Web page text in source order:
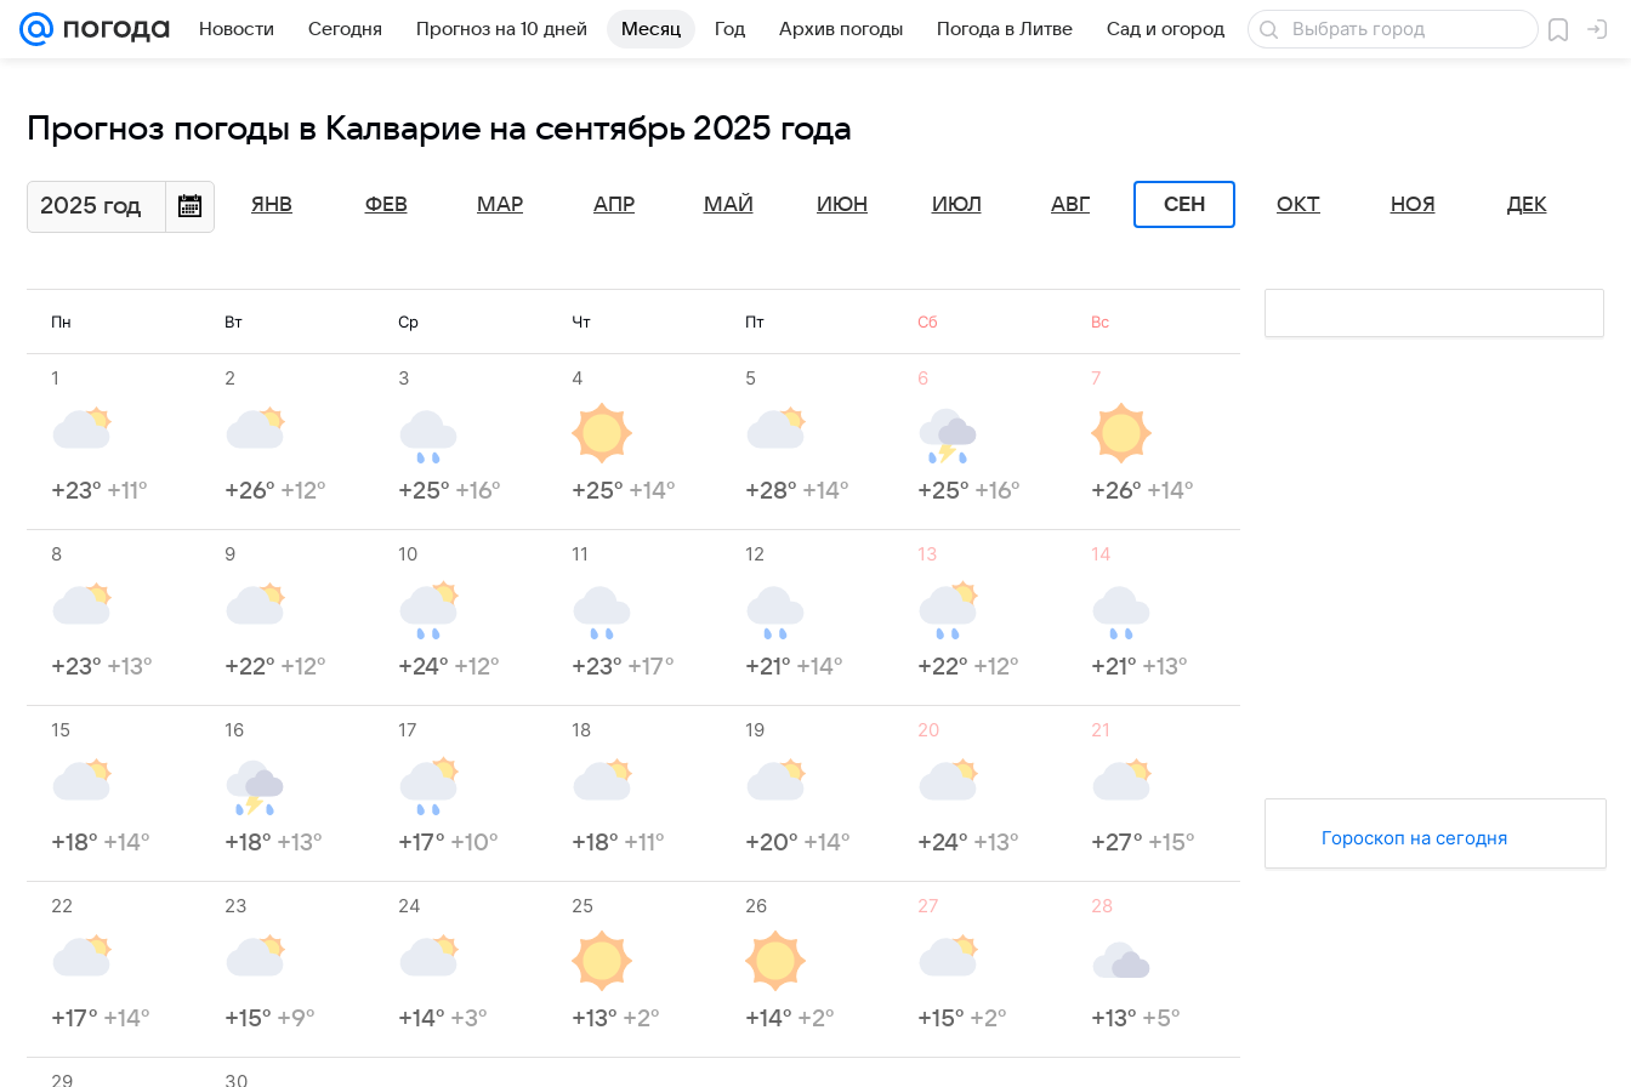
Новости Сегодня Прогноз на 10 дней Месяц Год Архив погоды Погода в Литве Сад и огород Товары для дачи
Прогноз погоды в Калварие на сентябрь 2025 года
2025 год ЯНВ ФЕВ МАР АПР МАЙ ИЮН ИЮЛ АВГ СЕН ОКТ НОЯ ДЕК
Пн Вт Ср Чт Пт Сб Вс
1
+23° +11°
2
+26° +12°
3
+25° +16°
4
+25° +14°
5
+28° +14°
6
+25° +16°
7
+26° +14°
8
+23° +13°
9
+22° +12°
10
+24° +12°
11
+23° +17°
12
+21° +14°
13
+22° +12°
14
+21° +13°
15
+18° +14°
16
+18° +13°
17
+17° +10°
18
+18° +11°
19
+20° +14°
20
+24° +13°
21
+27° +15°
22
+17° +14°
23
+15° +9°
24
+14° +3°
25
+13° +2°
26
+14° +2°
27
+15° +2°
28
+13° +5°
29 30
Гороскоп на сегодня